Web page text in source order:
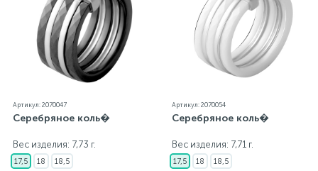
Артикул: 2070047
Серебряное коль�
Вес изделия: 7,73 г.
17,5 18 18,5
Артикул: 2070054
Серебряное коль�
Вес изделия: 7,71 г.
17,5 18 18,5